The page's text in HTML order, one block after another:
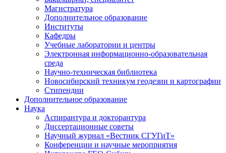
Магистратура
Дополнительное образование
Институты
Кафедры
Учебные лаборатории и центры
Электронная информационно-образовательная
среда
Научно-техническая библиотека
Новосибирский техникум геодезии и картографии
Стипендии
Дополнительное образование
Наука
Аспирантура и докторантура
Диссертационные советы
Научный журнал «Вестник СГУГиТ»
Конференции и научные мероприятия